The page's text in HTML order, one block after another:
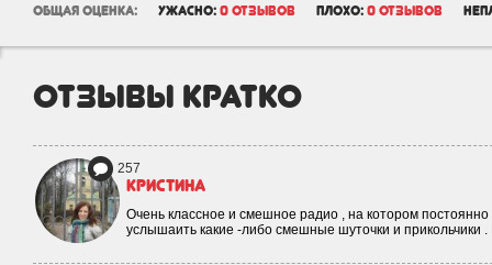
общая оценка: ужасно: 0 отзывов плохо: 0 отзывов
отзывы кратко
257
Кристина
Очень классное и смешное радио , на котором
услышаить какие -либо смешные шуточки и